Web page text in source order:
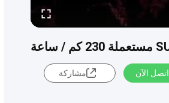
اتصل الآن مشاركة